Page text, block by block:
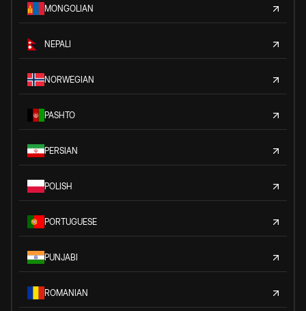
MONGOLIAN
NEPALI
NORWEGIAN
PASHTO
PERSIAN
POLISH
PORTUGUESE
PUNJABI
ROMANIAN